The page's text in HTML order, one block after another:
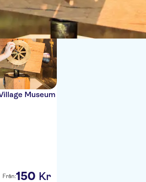
Museum
Från:150 Kr